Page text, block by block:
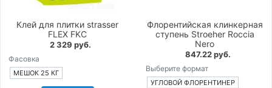
Клей для плитки strasser
FLEX FKC
2 329 руб.
Фасовка
МЕШОК 25 КГ
Флорентийская клинкерная
ступень Stroeher Roccia
Nero
847.22 руб.
Выберите формат
УГЛОВОЙ ФЛОРЕНТИНЕР